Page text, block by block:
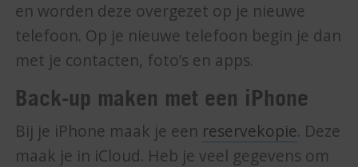
en worden deze overgezet op je nieuwe
telefoon. Op je nieuwe telefoon begin je dan
met je contacten, foto’s en apps.
Back-up maken met een iPhone
Bij je iPhone maak je een reservekopie. Deze
maak je in iCloud. Heb je veel gegevens om